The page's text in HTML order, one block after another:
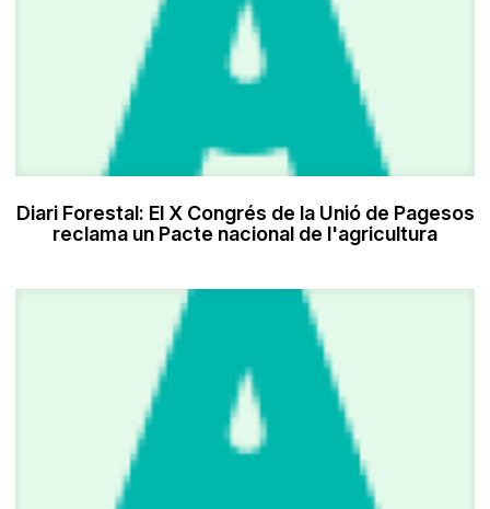
Diari Forestal: El X Congrés de la Unió de Pagesos
reclama un Pacte nacional de l'agricultura